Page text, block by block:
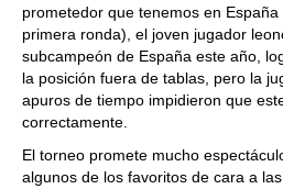
prometedor que tenemos en
primera ronda), el joven jugador
subcampeón de España este año,
la posición fuera de tablas, pero la
apuros de tiempo impidieron que
correctamente.
El torneo promete mucho
algunos de los favoritos de cara a